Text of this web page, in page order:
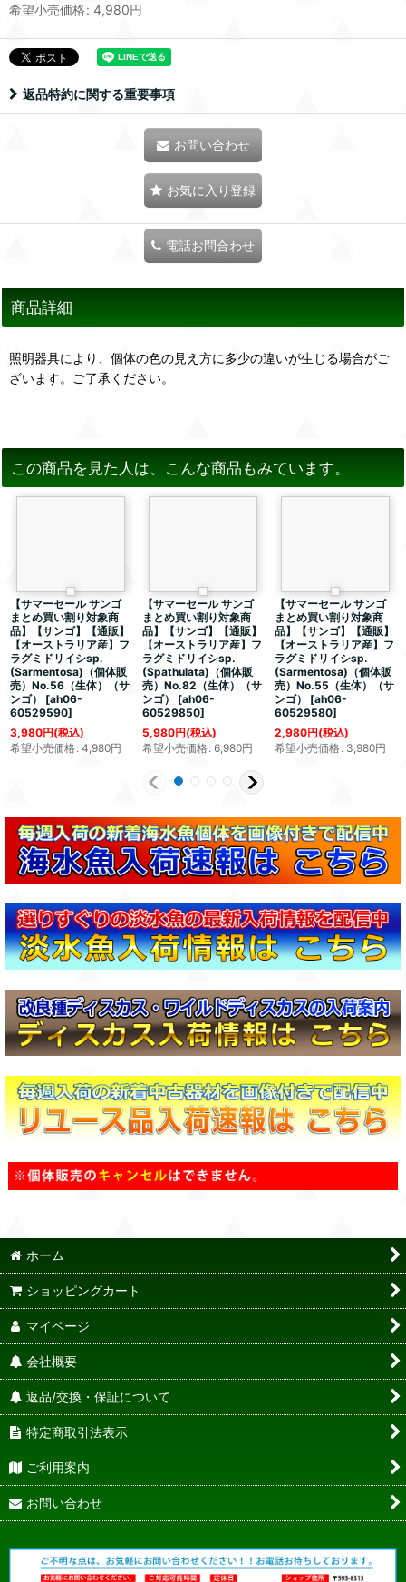
希望小売価格: 4,980円
返品特約に関する重要事項
お問い合わせ
お気に入り登録
電話お問合わせ
商品詳細
照明器具により、個体の色の見え方に多少の違いが生じる場合がご
ざいます。ご了承ください。
この商品を見た人は、こんな商品もみています。
【サマーセール サンゴ
まとめ買い割り対象商
品】【サンゴ】【通販】
【オーストラリア産】フ
ラグミドリイシsp.
(Sarmentosa)（個体販
売）No.56（生体）（サ
ンゴ）
[ah06-
60529590]
3,980円(税込)
希望小売価格: 4,980円
【サマーセール サンゴ
まとめ買い割り対象商
品】【サンゴ】【通販】
【オーストラリア産】フ
ラグミドリイシsp.
(Spathulata)（個体販
売）No.82（生体）（サ
ンゴ）
[ah06-
60529850]
5,980円(税込)
希望小売価格: 6,980円
【サマーセール サンゴ
まとめ買い割り対象商
品】【サンゴ】【通販】
【オーストラリア産】フ
ラグミドリイシsp.
(Sarmentosa)（個体販
売）No.55（生体）（サ
ンゴ）
[ah06-
60529580]
2,980円(税込)
希望小売価格: 3,980円
ホーム
ショッピングカート
マイページ
会社概要
返品/交換・保証について
特定商取引法表示
ご利用案内
お問い合わせ